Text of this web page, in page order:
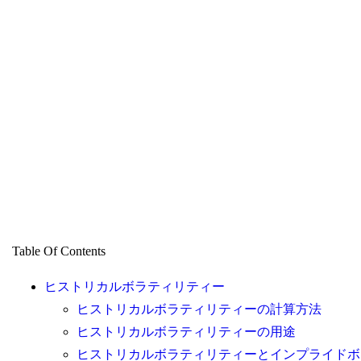
Table Of Contents
ヒストリカルボラティリティー
ヒストリカルボラティリティーの計算方法
ヒストリカルボラティリティーの用途
ヒストリカルボラティリティーとインプライド